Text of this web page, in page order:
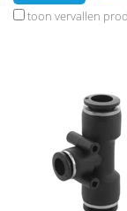
toon vervallen